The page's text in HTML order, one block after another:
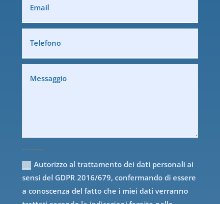
---------
Autorizzo al trattamento dei dati personali ai
sensi del GDPR 2016/679, confermando di essere
a conoscenza del fatto che i miei dati verranno